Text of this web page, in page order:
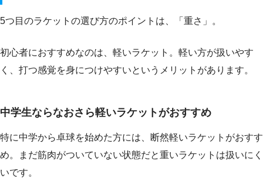
5つ目のラケットの選び方のポイントは、「重さ」。
初心者におすすめなのは、軽いラケット。軽い方が扱いやす
く、打つ感覚を身につけやすいというメリットがあります。
中学生ならなおさら軽いラケットがおすすめ
特に中学から卓球を始めた方には、断然軽いラケットがおすす
め。まだ筋肉がついていない状態だと重いラケットは扱いにく
いです。